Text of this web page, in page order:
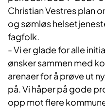
Christian Vestres plan
og sømløs
fagfolk.
- Vi er glade for alle
ønsker sammen med
arenaer for å prøve ut
på. Vi håper på gode
opp mot flere